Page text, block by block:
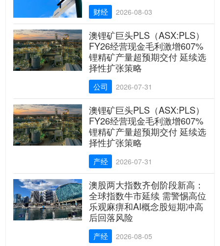
财经 2026-08-03
澳锂矿巨头PLS（ASX:PLS）
FY26经营现金毛利激增607%
锂精矿产量超预期交付 延续选
择性扩张策略
公司 2026-07-31
澳锂矿巨头PLS（ASX:PLS）
FY26经营现金毛利激增607%
锂精矿产量超预期交付 延续选
择性扩张策略
产经 2026-07-31
澳股两大指数齐创阶段新高：
全球指数牛市延续 需警惕高位
乐观麻痹和AI概念股短期冲高
后回落风险
产经 2026-08-05